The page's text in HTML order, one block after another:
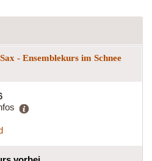
- Ensemblekurs im Schnee